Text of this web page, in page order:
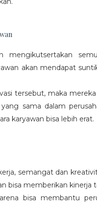
mengikutsertakan
akan mendapat
tersebut, maka
sama dalam
karyawan bisa lebih erat.
semangat dan
memberikan kinerja
bisa membantu